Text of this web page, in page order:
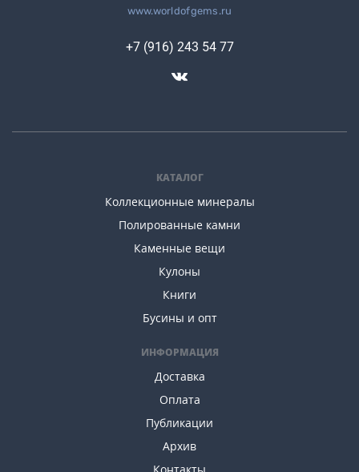
www.worldofgems.ru
КАТАЛОГ
Коллекционные минералы
Полированные камни
Каменные вещи
Кулоны
Книги
Бусины и опт
ИНФОРМАЦИЯ
Доставка
Оплата
Публикации
Архив
+7 (916) 243 54 77